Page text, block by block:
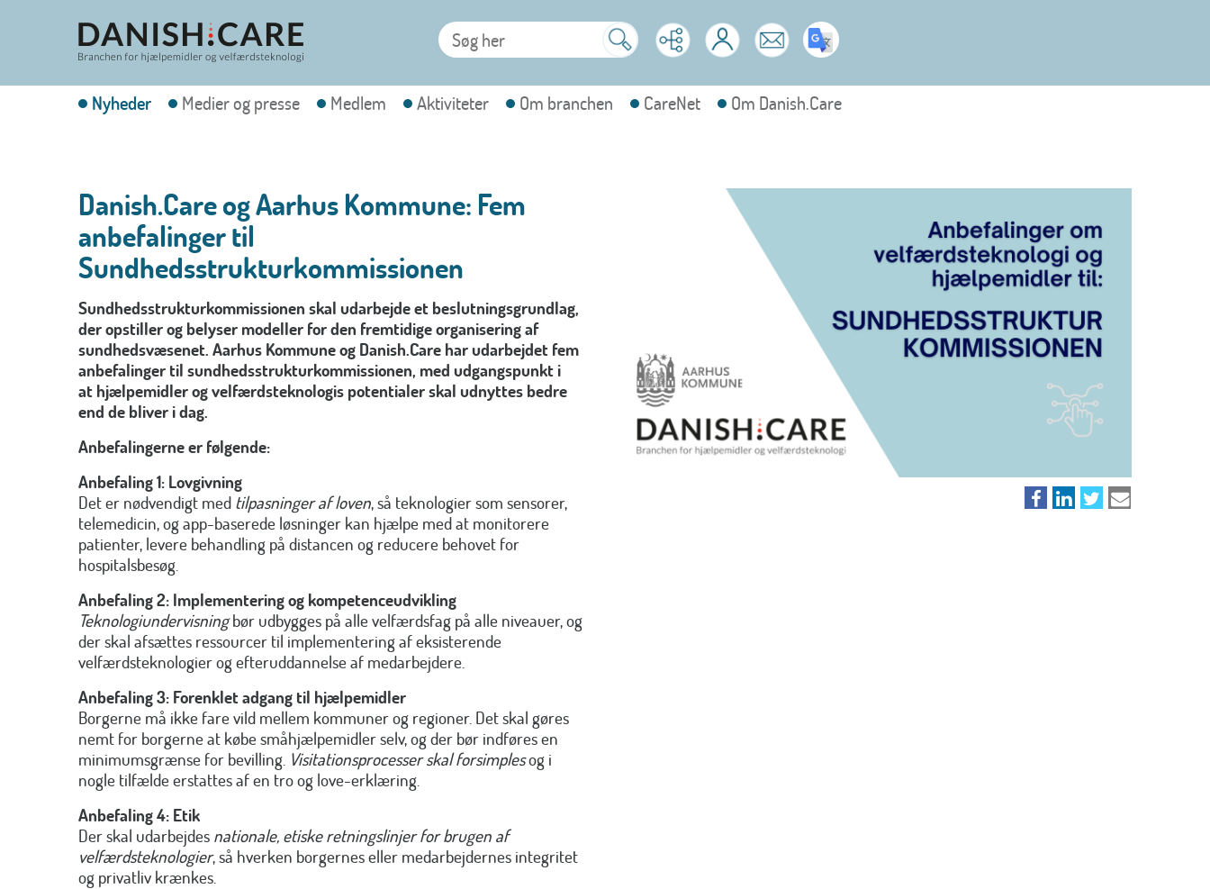
Nyheder Medier og presse Medlem Aktiviteter Om branchen CareNet Om Danish.Care
Danish.Care og Aarhus Kommune: Fem
anbefalinger til
Sundhedsstrukturkommissionen
Sundhedsstrukturkommissionen skal udarbejde et beslutningsgrundlag,
der opstiller og belyser modeller for den fremtidige organisering af
sundhedsvæsenet. Aarhus Kommune og Danish.Care har udarbejdet fem
anbefalinger til sundhedsstrukturkommissionen, med udgangspunkt i
at hjælpemidler og velfærdsteknologis potentialer skal udnyttes bedre
end de bliver i dag.
Anbefalingerne er følgende:
Anbefaling 1: Lovgivning
Det er nødvendigt med tilpasninger af loven, så teknologier som sensorer,
telemedicin, og app-baserede løsninger kan hjælpe med at monitorere
patienter, levere behandling på distancen og reducere behovet for
hospitalsbesøg.
Anbefaling 2: Implementering og kompetenceudvikling
Teknologiundervisningbør udbygges på alle velfærdsfag på alle niveauer, og
der skal afsættes ressourcer til implementering af eksisterende
velfærdsteknologier og efteruddannelse af medarbejdere.
Anbefaling 3: Forenklet adgang til hjælpemidler
Borgerne må ikke fare vild mellem kommuner og regioner. Det skal gøres
nemt for borgerne at købe småhjælpemidler selv, og der bør indføres en
minimumsgrænse for bevilling. Visitationsprocesser skal forsimplesog i
nogle tilfælde erstattes af en tro og love-erklæring.
Anbefaling 4: Etik
Der skal udarbejdes nationale, etiske retningslinjer for brugen af
velfærdsteknologier, så hverken borgernes eller medarbejdernes integritet
og privatliv krænkes.